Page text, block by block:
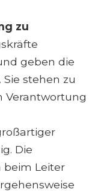
zu
geben die
stehen zu
Verantwortung
Die
beim Leiter